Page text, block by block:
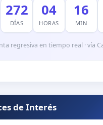
272
DÍAS
04
HORAS
16
MIN
regresiva en tiempo real · vía
de Interés